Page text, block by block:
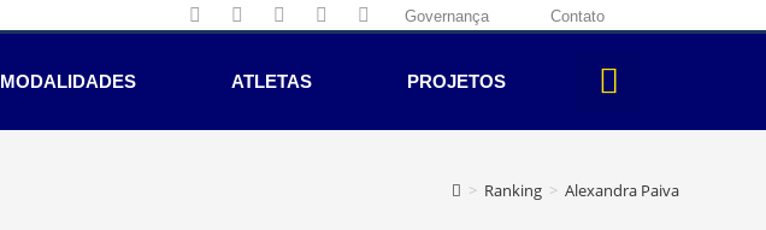
Governança Contato
MODALIDADES ATLETAS PROJETOS
> Ranking > Alexandra Paiva